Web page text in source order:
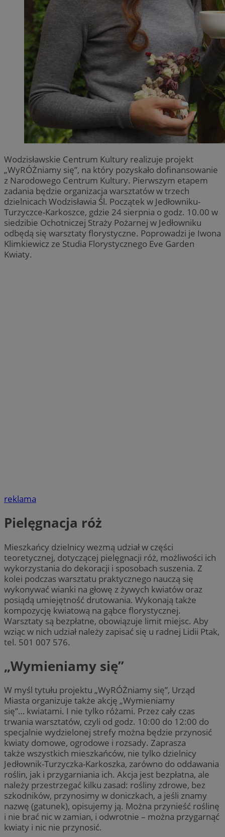
Wodzisławskie Centrum Kultury realizuje projekt
„WyRÓŻniamy się”, na który pozyskało dofinansowanie
z Narodowego Centrum Kultury. Pierwszym etapem
zadania będzie organizacja warsztatów w trzech
dzielnicach Wodzisławia Śl. Początek w Jedłowniku-
Turzyczce-Karkoszce, gdzie 24 sierpnia o godz. 10.00 w
siedzibie Ochotniczej Straży Pożarnej w Jedłowniku
odbędą się warsztaty florystyczne. Poprowadzi je Iwona
Klimkiewicz ze Studia Florystycznego Eve Garden
Kwiaty.
reklama
Pielęgnacja róż
Mieszkańcy dzielnicy wezmą udział w części
teoretycznej, dotyczącej pielęgnacji róż, możliwości ich
wykorzystania do dekoracji i sposobach suszenia. Z
kolei podczas warsztatu praktycznego nauczą się
wykonywać wianki na głowę z żywych kwiatów oraz
posiądą umiejętność drutowania. Wykonają także
kompozycję kwiatową na gąbce florystycznej.
Warsztaty są bezpłatne, obowiązuje limit miejsc. Aby
wziąc w nich udział należy zapisać się u radnej Lidii Ptak,
tel. 501 007 576.
„Wymieniamy się”
W myśl tytułu projektu „WyRÓŻniamy się”, Urząd
Miasta organizuje także akcję „Wymieniamy
się”… kwiatami. I nie tylko różami. Przez cały czas
trwania warsztatów, czyli od godz. 10:00 do 12:00 do
specjalnie wydzielonej strefy można będzie przynosić
kwiaty domowe, ogrodowe i rozsady. Zaprasza
także wszystkich mieszkańców, nie tylko dzielnicy
Jedłownik-Turzyczka-Karkoszka, zarówno do oddawania
roślin, jak i przygarniania ich. Akcja jest bezpłatna, ale
należy przestrzegać kilku zasad: rośliny zdrowe, bez
szkodników, przynosimy w doniczkach, a jeśli znamy
nazwę (gatunek), opisujemy ją. Można przynieść roślinę
i nie brać nic w zamian, i odwrotnie – można przygarnąć
kwiaty i nic nie przynosić.